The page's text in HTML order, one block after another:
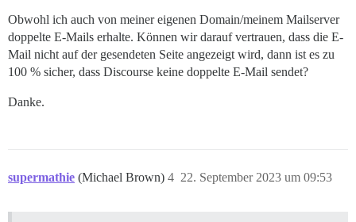
Obwohl ich auch von meiner eigenen Domain/meinem Mailserver
doppelte E-Mails erhalte. Können wir darauf vertrauen, dass die E-
Mail nicht auf der gesendeten Seite angezeigt wird, dann ist es zu
100 % sicher, dass Discourse keine doppelte E-Mail sendet?
Danke.
supermathie (Michael Brown) 22. September 2023 um 09:53
4